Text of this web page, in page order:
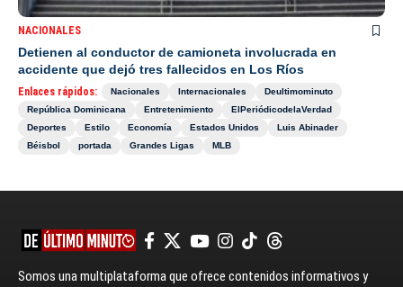
NACIONALES
Detienen al conductor de camioneta involucrada en
accidente que dejó tres fallecidos en Los Ríos
Enlaces rápidos: Nacionales Internacionales
Deultimominuto
República Dominicana
Entretenimiento
ElPeriódicodelaVerdad
Deportes
Estilo Economía Estados Unidos
Luis Abinader
Béisbol
portada Grandes Ligas MLB
Somos una multiplataforma que ofrece contenidos informativos y